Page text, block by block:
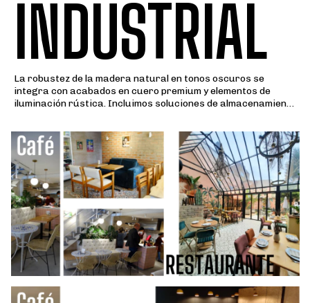
INDUSTRIAL
La robustez de la madera natural en tonos oscuros se
integra con acabados en cuero premium y elementos de
iluminación rústica. Incluimos soluciones de almacenamiento
arquitectónica bajo estándares de alto tráfico.